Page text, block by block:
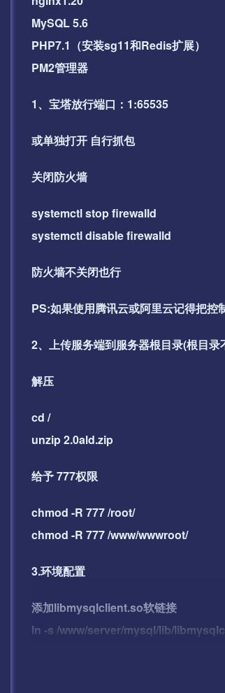
MySQL 5.6
PHP7.1（安装sg11和Redis扩展）
PM2管理器
1、宝塔放行端口：1:65535
或单独打开 自行抓包
关闭防火墙
systemctl stop firewalld
systemctl disable firewalld
防火墙不关闭也行
PS:如果使用腾讯云或阿里云记得把控
2、上传服务端到服务器根目录(根目
解压
cd /
unzip 2.0ald.zip
给予 777权限
chmod -R 777 /root/
chmod -R 777 /www/wwwroot/
3.环境配置
添加libmysqlclient.so软链接
ln -s /www/server/mysql/lib/